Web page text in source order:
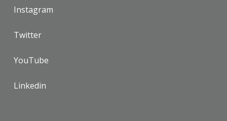
Instagram
Twitter
YouTube
Linkedin